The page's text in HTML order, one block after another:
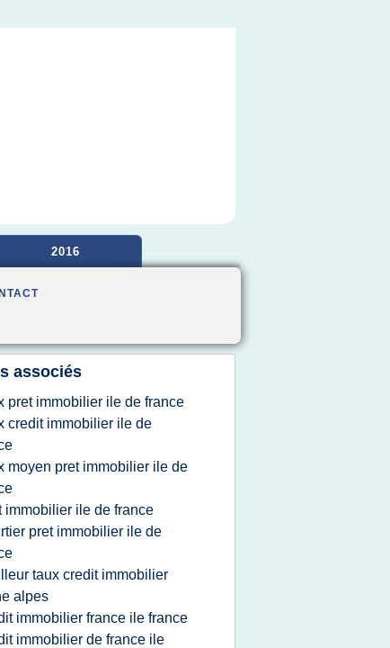
2016
associés
pret immobilier ile de france
credit immobilier ile de
moyen pret immobilier ile de
immobilier ile de france
pret immobilier ile de
taux credit immobilier
alpes
immobilier france ile france
immobilier de france ile